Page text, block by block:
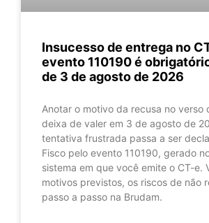
Insucesso de entrega no
evento 110190 é
de 3 de agosto de 2026
Anotar o motivo da recusa no verso
deixa de valer em 3 de agosto de
tentativa frustrada passa a ser
Fisco pelo evento 110190, gerado
sistema em que você emite o CT-e.
motivos previstos, os riscos de não
passo a passo na Brudam.